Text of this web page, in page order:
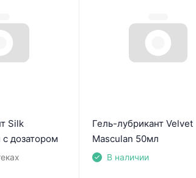
Silk
дозатором
Гель-лубрикант Velvet
Masculan 50мл
В наличии